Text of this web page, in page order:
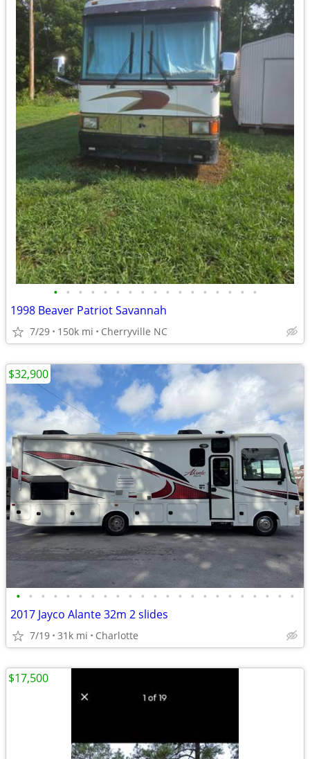
• • • • • • • • • • • • • • • • •
1998 Beaver Patriot Savannah
7/29 150k mi Cherryville NC
• • • • • • • • • • • • • • • • • • • • • • •
2017 Jayco Alante 32m 2 slides
7/19 31k mi Charlotte
$32,900
$17,500